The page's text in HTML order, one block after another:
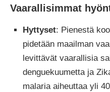
Vaarallisimmat
Hyttyset: Pienestä
pidetään maailman
levittävät vaarallisia
denguekuumetta ja
malaria aiheuttaa yli